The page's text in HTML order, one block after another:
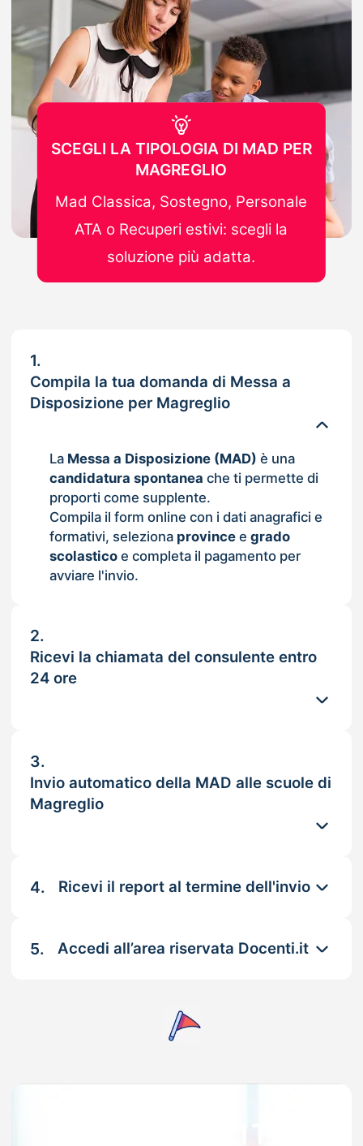
1.
Compila la tua domanda di Messa a
Disposizione per Magreglio
La Messa a Disposizione (MAD) è una
candidatura spontanea che ti permette di
proporti come supplente.
Compila il form online con i dati anagrafici e
formativi, seleziona provincee grado
scolasticoe completa il pagamento per
avviare l'invio.
2.
Ricevi la chiamata del consulente entro
24 ore
3.
Invio automatico della MAD alle scuole di
Magreglio
4. Ricevi il report al termine dell'invio
5. Accedi all’area riservata Docenti.it
SCEGLI LA TIPOLOGIA DI MAD PER
MAGREGLIO
Mad Classica, Sostegno, Personale
ATA o Recuperi estivi: scegli la
soluzione più adatta.